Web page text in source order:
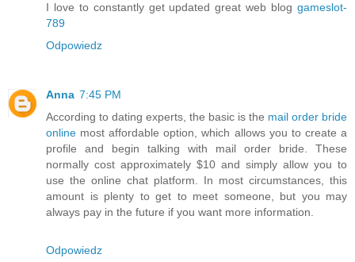
I love to constantly get updated great web blog gameslot-
789
Odpowiedz
Anna 7:45 PM
According to dating experts, the basic is the mail order bride
online most affordable option, which allows you to create a
profile and begin talking with mail order bride. These
normally cost approximately $10 and simply allow you to
use the online chat platform. In most circumstances, this
amount is plenty to get to meet someone, but you may
always pay in the future if you want more information.
Odpowiedz